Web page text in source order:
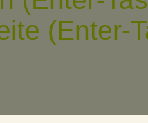
(Enter-